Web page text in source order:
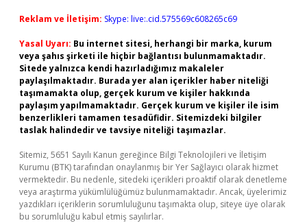
Reklam ve İletişim: Skype: live:.cid.575569c608265c69
Yasal Uyarı: Bu internet sitesi, herhangi bir marka, kurum
veya şahıs şirketi ile hiçbir bağlantısı bulunmamaktadır.
Sitede yalnızca kendi hazırladığımız makaleler
paylaşılmaktadır. Burada yer alan içerikler haber niteliği
taşımamakta olup, gerçek kurum ve kişiler hakkında
paylaşım yapılmamaktadır. Gerçek kurum ve kişiler ile isim
benzerlikleri tamamen tesadüfidir. Sitemizdeki bilgiler
taslak halindedir ve tavsiye niteliği taşımazlar.
Sitemiz, 5651 Sayılı Kanun gereğince Bilgi Teknolojileri ve İletişim
Kurumu (BTK) tarafından onaylanmış bir Yer Sağlayıcı olarak hizmet
vermektedir. Bu nedenle, sitedeki içerikleri proaktif olarak denetleme
veya araştırma yükümlülüğümüz bulunmamaktadır. Ancak, üyelerimiz
yazdıkları içeriklerin sorumluluğunu taşımakta olup, siteye üye olarak
bu sorumluluğu kabul etmiş sayılırlar.